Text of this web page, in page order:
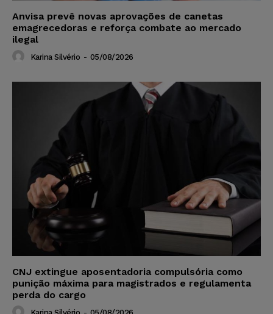
Anvisa prevê novas aprovações de canetas
emagrecedoras e reforça combate ao mercado
ilegal
Karina Silvério - 05/08/2026
CNJ extingue aposentadoria compulsória como
punição máxima para magistrados e regulamenta
perda do cargo